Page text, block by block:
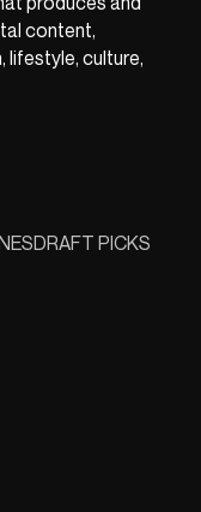
content,
lifestyle, culture,
DRAFT PICKS